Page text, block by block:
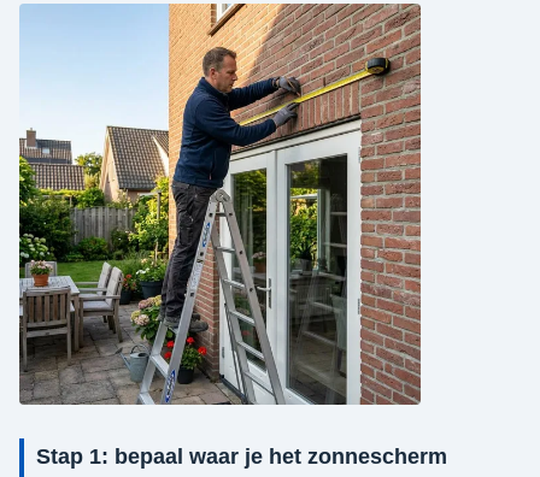
Stap 1: bepaal waar je het zonnescherm